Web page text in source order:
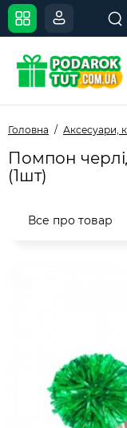
Головна Аксесуари,
Помпон
(1шт)
Все про товар